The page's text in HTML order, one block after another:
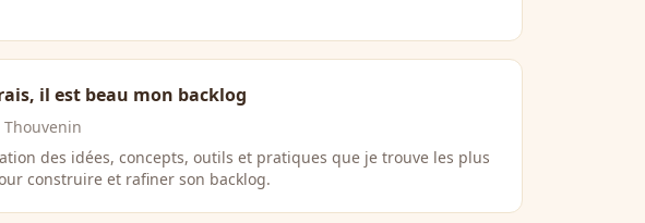
il est beau mon backlog
Thouvenin
des idées, concepts, outils et pratiques que je trouve les plus
construire et rafiner son backlog.